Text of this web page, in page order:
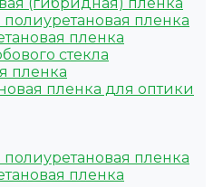
(гибридная) пленка
пленка
пленка
стекла
пленка
пленка для оптики
пленка
пленка